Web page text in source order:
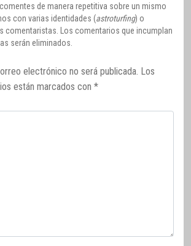
de manera repetitiva sobre un mismo
con varias identidades (astroturfing) o
comentaristas. Los comentarios que incumplan
serán eliminados.
electrónico no será publicada. Los
están marcados con *